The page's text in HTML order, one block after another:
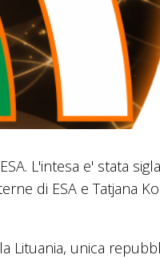
L'intesa e' stata
di ESA e Tatjana
Lituania, unica